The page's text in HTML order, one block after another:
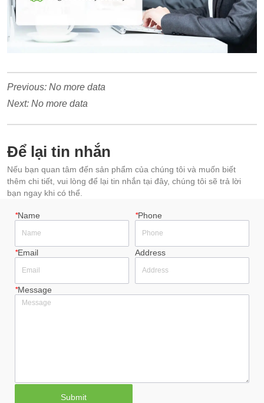
Previous:No more data
Next:No more data
Để lại tin nhắn
Nếu bạn quan tâm đến sản phẩm của chúng tôi và muốn biết
thêm chi tiết, vui lòng để lại tin nhắn tại đây, chúng tôi sẽ trả lời
bạn ngay khi có thể.
*Name *Phone
*Email Address
*Message
Submit